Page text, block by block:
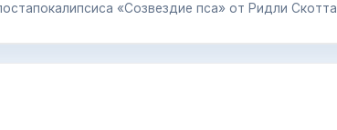
«Созвездие пса» от Ридли Скотта